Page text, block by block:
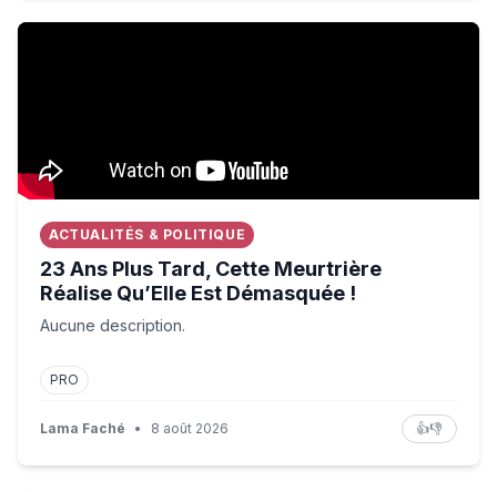
23 Ans Plus Tard, Cette Meurtrière Réalise Qu’Elle Est
ACTUALITÉS & POLITIQUE
23 Ans Plus Tard, Cette Meurtrière
Réalise Qu’Elle Est Démasquée !
Aucune description.
PRO
Lama Faché • 8 août 2026 👍👎